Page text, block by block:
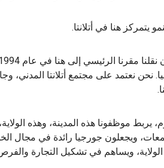
يتمركز هنا في أتلانتا.
نحن نعتمد على مجتمع أتلانتا المدني،
يربط موظفونا هذه المدينة، وهذه
ويجعلون جورجيا رائدة في مجال
ويساهم في تشكيل التجارة